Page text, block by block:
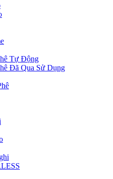
Tự Động
Đã Qua Sử Dụng